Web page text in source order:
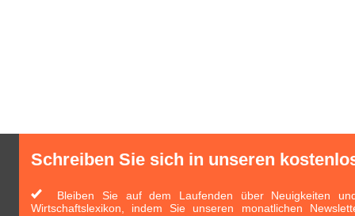
Schreiben Sie sich in unseren
Bleiben Sie auf dem Laufenden über Neuigkeiten
Wirtschaftslexikon, indem Sie unseren monatlichen